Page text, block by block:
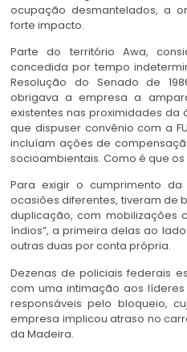
ocupação desmantelados, a
forte impacto.
Parte do território Awa,
concedida por tempo
Resolução do Senado de
obrigava a empresa a
existentes nas proximidades
que dispuser convênio com a
incluíam ações de
socioambientais. Como é que
Para exigir o cumprimento
ocasiões diferentes, tiveram de
duplicação, com mobilizações
índios”, a primeira delas ao
outras duas por conta própria.
Dezenas de policiais federais
com uma intimação aos
responsáveis pelo bloqueio,
empresa implicou atraso no
da Madeira.